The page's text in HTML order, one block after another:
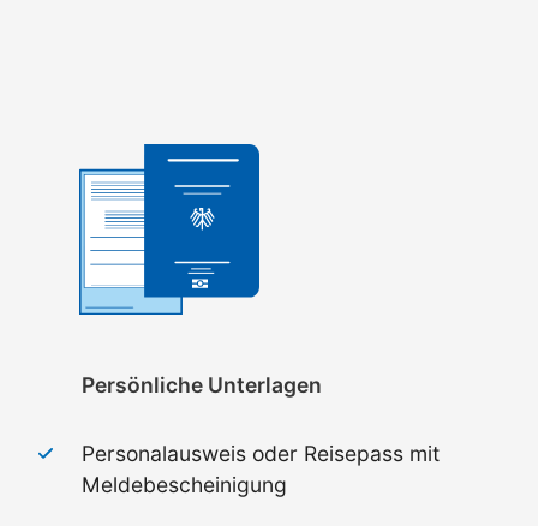
Persönliche Unterlagen
Personalausweis oder Reisepass mit
Meldebescheinigung